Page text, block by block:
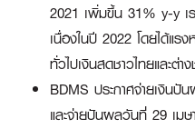
2021 เพิ่มขึ้น 31% y-y เร
เนื่องในปี 2022 โดยได้แร
ทั่วไปเงินสดชาวไทยและต่า
BDMS ประกาศจ่ายเงิน
และจ่ายปันผลวันที่ 29 เม